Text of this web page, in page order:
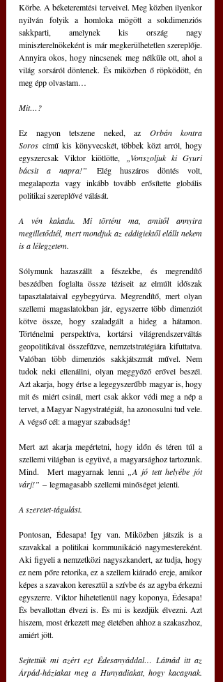
Körbe. A béketeremtési terveivel. Meg közben ilyenkor
nyilván folyik a homloka mögött a sokdimenziós
sakkparti, amelynek kis ország nagy
miniszterelnökeként is már megkerülhetetlen szereplője.
Annyira okos, hogy nincsenek meg nélküle ott, ahol a
világ sorsáról döntenek. És miközben ő röpködött, én
meg épp olvastam…
Mit…?
Ez nagyon tetszene neked, az Orbán kontra
Soros című kis könyvecskét, többek közt arról, hogy
egyszercsak Viktor kiötlötte,
„Vonszoljuk ki Gyuri
bácsit a napra!” Elég huszáros döntés volt,
megalapozta vagy inkább tovább erősítette globális
politikai szereplővé válását.
A vén kakadu. Mi történt ma, amitől annyira
megilletődtél, mert mondjuk az eddigiektől elállt nekem
is a lélegzetem.
Sólymunk hazaszállt a fészekbe, és megrendítő
beszédben foglalta össze téziseit az elmúlt időszak
tapasztalataival egybegyúrva. Megrendítő, mert olyan
szellemi magaslatokban jár, egyszerre több dimenziót
kötve össze, hogy szaladgált a hideg a hátamon.
Történelmi perspektíva, kortársi világrendszerváltás
geopolitikával összefűzve, nemzetstratégiára kifuttatva.
Valóban több dimenziós sakkjátszmát művel. Nem
tudok neki ellenállni, olyan meggyőző erővel beszél.
Azt akarja, hogy értse a legegyszerűbb magyar is, hogy
mit és miért csinál, mert csak akkor védi meg a nép a
tervet, a Magyar Nagystratégiát, ha azonosulni tud vele.
A végső cél: a magyar szabadság!
Mert azt akarja megértetni, hogy időn és téren túl a
szellemi világban is együvé, a magyarsághoz tartozunk.
Mind.  Mert magyarnak lenni
„A jó tett helyébe jót
várj!” ‒ legmagasabb szellemi minőséget jelenti.
A szeretet-tágulást.
Pontosan, Édesapa! Így van. Miközben játszik is a
szavakkal a politikai kommunikáció nagymestereként.
Aki figyeli a nemzetközi nagyszkandert, az tudja, hogy
ez nem pőre retorika, ez a szellem kiáradó ereje, amikor
képes a szavakon keresztül a szívbe és az agyba érkezni
egyszerre. Viktor hihetetlenül nagy koponya, Édesapa!
És bevallottan élvezi is. És mi is kezdjük élvezni. Azt
hiszem, most érkezett meg életében ahhoz a szakaszhoz,
amiért jött.
Sejtettük mi azért ezt Édesanyáddal… Látnád itt az
Árpád-háziakat meg a Hunyadiakat, hogy kacagnak.